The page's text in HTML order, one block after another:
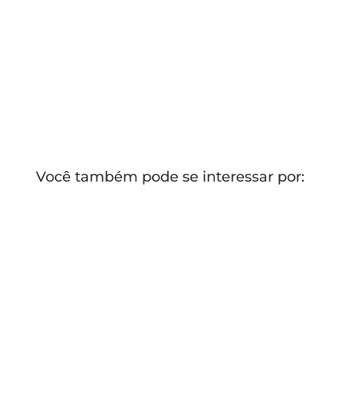
Você também pode se interessar por: